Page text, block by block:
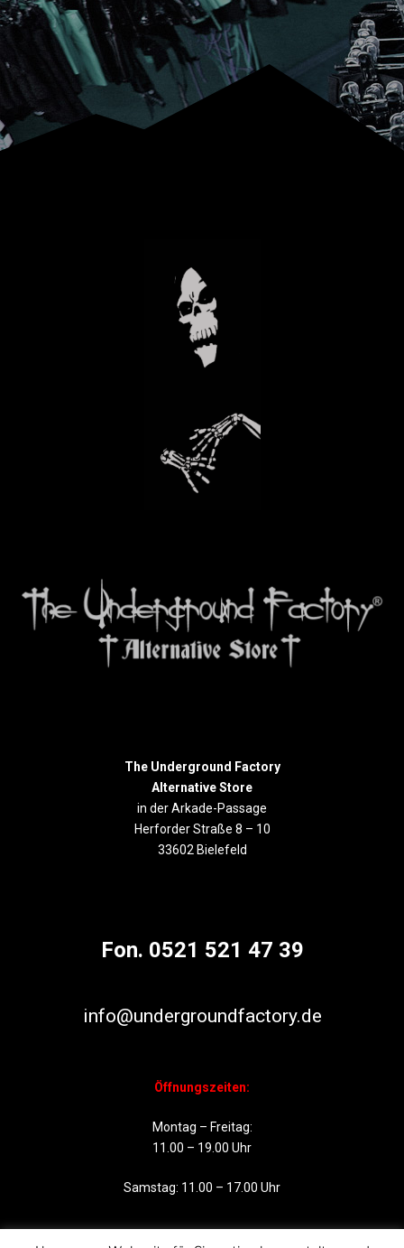
The Underground Factory
Alternative Store
in der Arkade-Passage
Herforder Straße 8 – 10
33602 Bielefeld
Fon. 0521 521 47 39
info@undergroundfactory.de
Öffnungszeiten:
Montag – Freitag:
11.00 – 19.00 Uhr
Samstag: 11.00 – 17.00 Uhr